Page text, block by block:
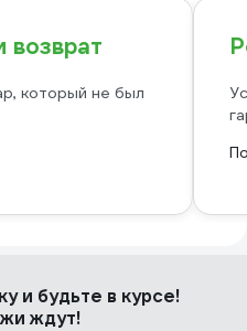
возврат
который не был
и будьте в курсе!
ждут!